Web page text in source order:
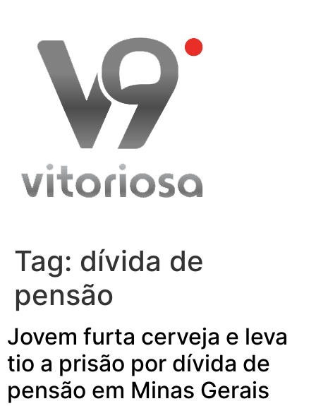
content
Tag: dívida de
pensão
Jovem furta cerveja e leva
tio a prisão por dívida de
pensão em Minas Gerais